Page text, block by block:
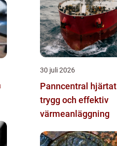
30 juli 2026
Panncentral hjärtat i en
trygg och effektiv
värmeanläggning